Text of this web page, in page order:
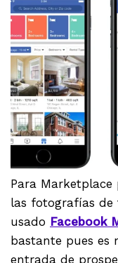
Para
las fotografías de
usado Facebook
bastante pues
entrada de